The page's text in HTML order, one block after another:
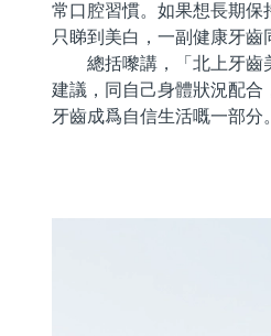
常口腔習慣。如果想長期
只睇到美白，一副健康牙齒
總括嚟講，「北上牙齒美
建議，同自己身體狀況配合
牙齒成爲自信生活嘅一部分。